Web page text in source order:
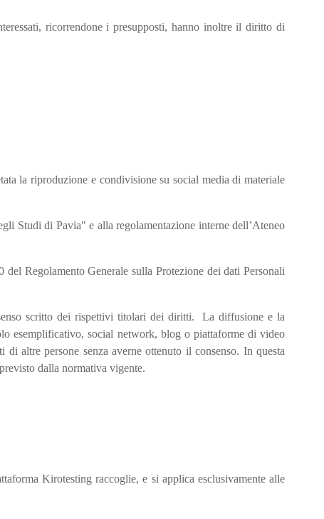
ricorrendone i presupposti, hanno inoltre il diritto di
la riproduzione e condivisione su social media di materiale
Studi di Pavia" e alla regolamentazione interne dell’Ateneo
Regolamento Generale sulla Protezione dei dati Personali
scritto dei rispettivi titolari dei diritti. La diffusione e la
esemplificativo, social network, blog o piattaforme di video
altre persone senza averne ottenuto il consenso. In questa
dalla normativa vigente.
Kirotesting raccoglie, e si applica esclusivamente alle